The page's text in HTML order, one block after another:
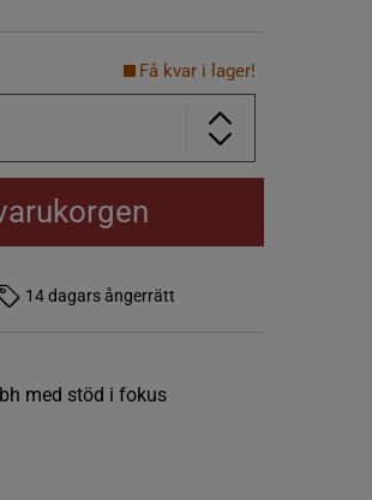
Få kvar i lager!
14 dagars ångerrätt
med stöd i fokus